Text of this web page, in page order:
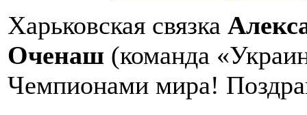
Харьковская связка
Оченаш (команда
Чемпионами мира!